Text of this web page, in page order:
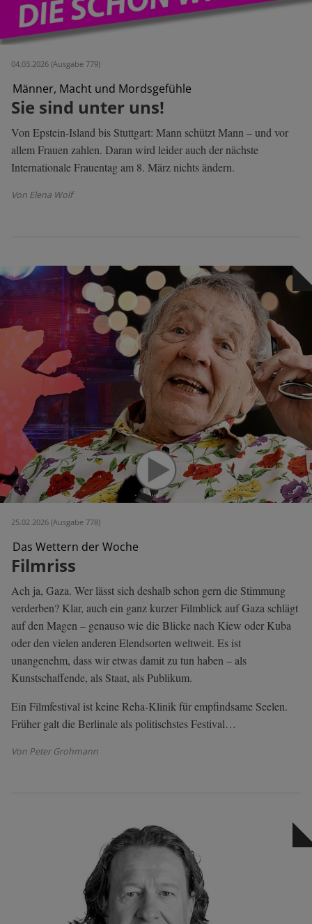
04.03.2026 (Ausgabe 779)
Männer, Macht und Mordsgefühle
Sie sind unter uns!
Von Epstein-Island bis Stuttgart: Mann schützt Mann – und vor
allem Frauen zahlen. Daran wird leider auch der nächste
Internationale Frauentag am 8. März nichts ändern.
Von Elena Wolf
25.02.2026 (Ausgabe 778)
Das Wettern der Woche
Filmriss
Ach ja, Gaza. Wer lässt sich deshalb schon gern die Stimmung
verderben? Klar, auch ein ganz kurzer Filmblick auf Gaza schlägt
auf den Magen – genauso wie die Blicke nach Kiew oder Kuba
oder den vielen anderen Elendsorten weltweit. Es ist
unangenehm, dass wir etwas damit zu tun haben – als
Kunstschaffende, als Staat, als Publikum.
Ein Filmfestival ist keine Reha-Klinik für empfindsame Seelen.
Früher galt die Berlinale als politischstes Festival…
Von Peter Grohmann